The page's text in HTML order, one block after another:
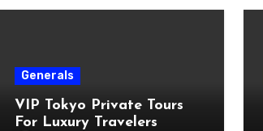
Generals
VIP Tokyo Private Tours
For Luxury Travelers